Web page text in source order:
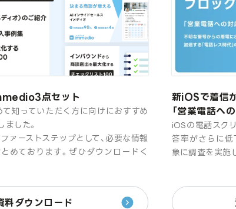
点セット
知っていただく方に向けにおすすめ
した。
ァーストステップとして、必要な情報
めております。ぜひダウンロードく
料ダウンロード
新iOSで着信
「営業電話へ
iOSの電話スク
答率がさらに低
象に調査を実施